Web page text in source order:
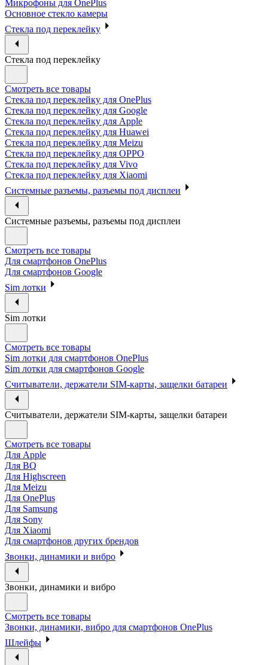
Микрофоны для OnePlus
Основное стекло камеры
Стекла под переклейку
Стекла под переклейку
Смотреть все товары
Стекла под переклейку для OnePlus
Стекла под переклейку для Google
Стекла под переклейку для Apple
Стекла под переклейку для Huawei
Стекла под переклейку для Meizu
Стекла под переклейку для OPPO
Стекла под переклейку для Vivo
Стекла под переклейку для Xiaomi
Системные разъемы, разъемы под дисплеи
Системные разъемы, разъемы под дисплеи
Смотреть все товары
Для смартфонов OnePlus
Для смартфонов Google
Sim лотки
Sim лотки
Смотреть все товары
Sim лотки для смартфонов OnePlus
Sim лотки для смартфонов Google
Считыватели, держатели SIM-карты, защелки батареи
Считыватели, держатели SIM-карты, защелки батареи
Смотреть все товары
Для Apple
Для BQ
Для Highscreen
Для Meizu
Для OnePlus
Для Samsung
Для Sony
Для Xiaomi
Для смартфонов других брендов
Звонки, динамики и вибро
Звонки, динамики и вибро
Смотреть все товары
Звонки, динамики, вибро для смартфонов OnePlus
Шлейфы